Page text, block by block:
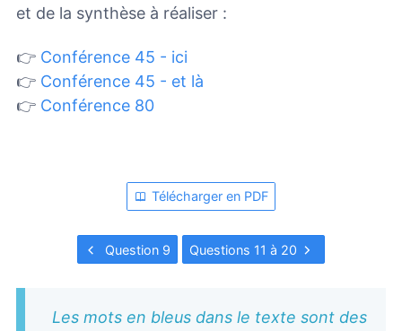
et de la synthèse à réaliser :
👉 Conférence 45 - ici
👉 Conférence 45 - et là
👉 Conférence 80
Télécharger en PDF
Question 9 Questions 11 à 20
Les mots en bleus dans le texte sont des